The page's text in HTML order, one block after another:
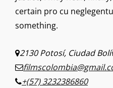
certain pro cu
something.
2130 Potosí, Ciudad
+(57) 3232386860